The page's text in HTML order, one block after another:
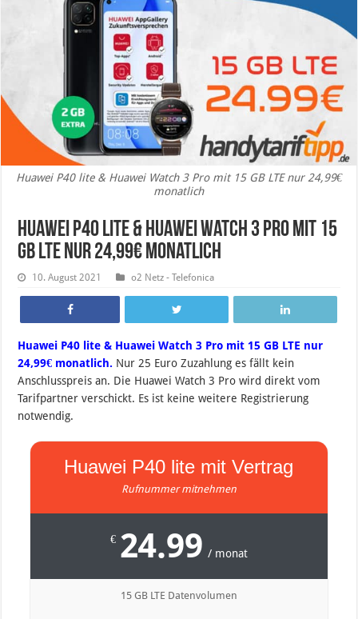
Huawei P40 lite & Huawei Watch 3 Pro mit 15 GB LTE nur 24,99€
monatlich
Huawei P40 lite & Huawei Watch 3 Pro mit 15
GB LTE nur 24,99€ monatlich
10. August 2021 o2 Netz - Telefonica
Huawei P40 lite & Huawei Watch 3 Pro mit 15 GB LTE nur
24,99€ monatlich. Nur 25 Euro Zuzahlung es fällt kein
Anschlusspreis an. Die Huawei Watch 3 Pro wird direkt vom
Tarifpartner verschickt. Es ist keine weitere Registrierung
notwendig.
Huawei P40 lite mit Vertrag
Rufnummer mitnehmen
€ 24.99 / monat
15 GB LTE Datenvolumen